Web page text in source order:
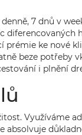
7 dnů v
diferencovaných
prémie ke nové
beze potřeby
i plnění
Využíváme
absolvuje